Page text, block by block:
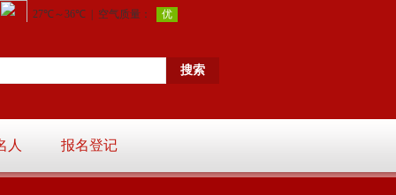
人 报名登记